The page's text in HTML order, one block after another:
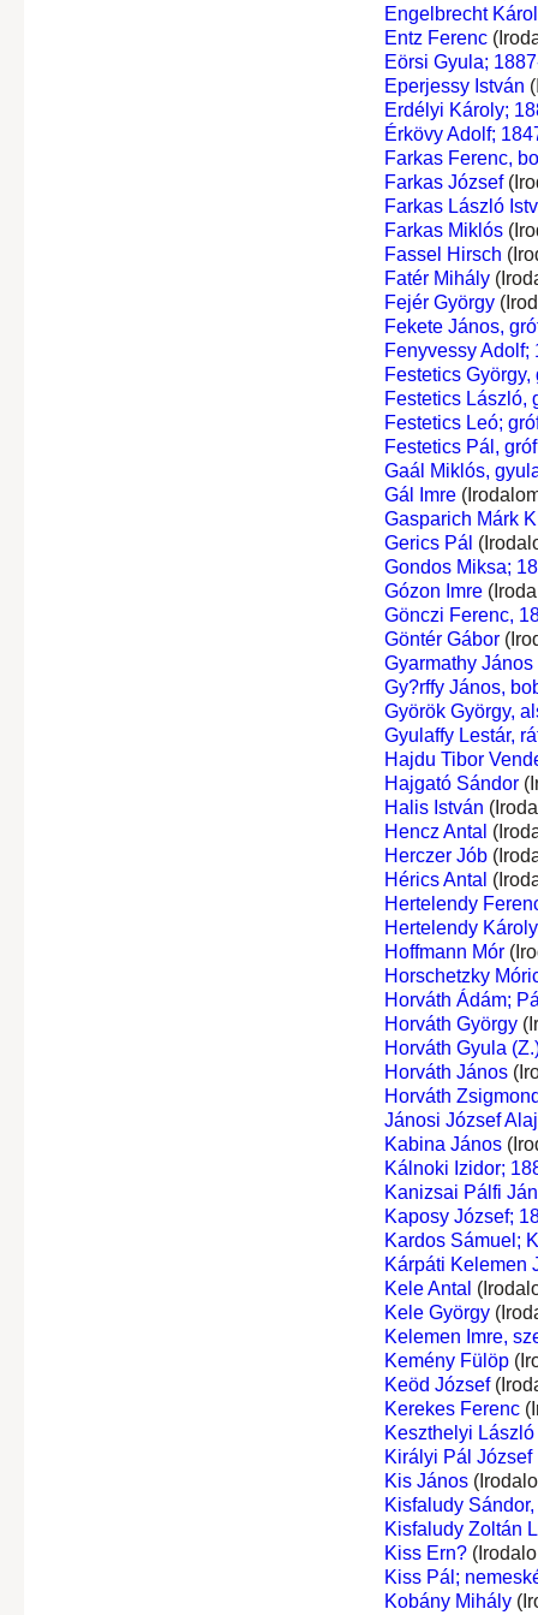
Engelbrecht
Entz Ferenc
Eörsi Gyula;
Eperjessy István
Erdélyi Károly;
Érkövy Adolf;
Farkas Ferenc,
Farkas József
Farkas László
Farkas Miklós
Fassel Hirsch
Fatér Mihály
Fejér György
Fekete János,
Fenyvessy Adolf;
Festetics György,
Festetics László,
Festetics Leó;
Festetics Pál,
Gaál Miklós,
Gál Imre
Gasparich Márk
Gerics Pál
Gondos Miksa;
Gózon Imre
Gönczi Ferenc,
Göntér Gábor
Gyarmathy János
Gy?rffy János,
Györök György,
Gyulaffy Lestár,
Hajdu Tibor
Hajgató Sándor
Halis István
Hencz Antal
Herczer Jób
Hérics Antal
Hertelendy
Hertelendy
Hoffmann Mór
Horschetzky
Horváth Ádám;
Horváth György
Horváth Gyula
Horváth János
Horváth
Jánosi József
Kabina János
Kálnoki Izidor;
Kanizsai Pálfi
Kaposy József;
Kardos Sámuel;
Kárpáti Kelemen
Kele Antal
Kele György
Kelemen Imre,
Kemény Fülöp
Keöd József
Kerekes Ferenc
Keszthelyi László
Királyi Pál József
Kis János
Kisfaludy
Kisfaludy Zoltán
Kiss Ern?
Kiss Pál;
Kobány Mihály